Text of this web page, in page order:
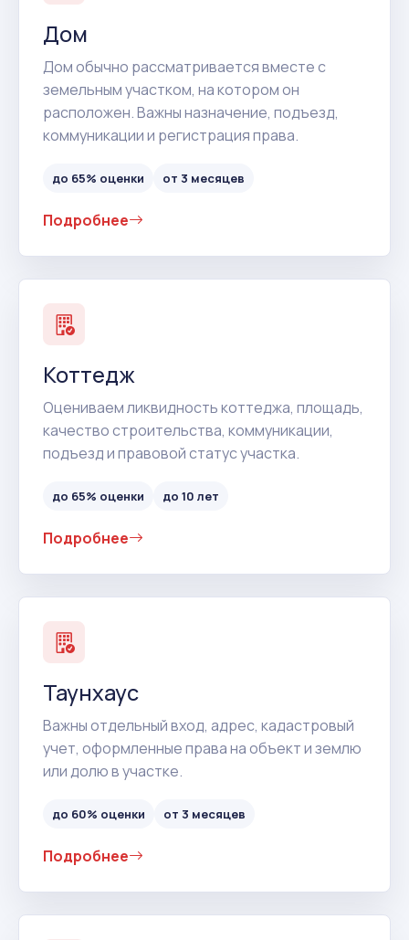
Дом
Дом обычно рассматривается вместе с
земельным участком, на котором он
расположен. Важны назначение, подъезд,
коммуникации и регистрация права.
до 65% оценки от 3 месяцев
Подробнее
Коттедж
Оцениваем ликвидность коттеджа, площадь,
качество строительства, коммуникации,
подъезд и правовой статус участка.
до 65% оценки до 10 лет
Подробнее
Таунхаус
Важны отдельный вход, адрес, кадастровый
учет, оформленные права на объект и землю
или долю в участке.
до 60% оценки от 3 месяцев
Подробнее